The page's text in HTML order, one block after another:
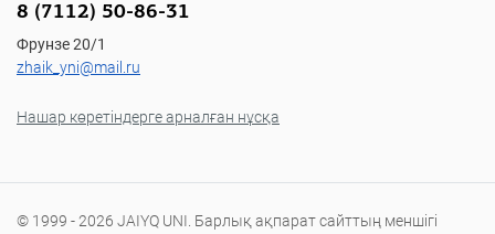
8 (7112) 50-86-31
Фрунзе 20/1
zhaik_yni@mail.ru
Нашар көретіндерге арналған нұсқа
© 1999 - 2026 JAIYQ UNI. Барлық ақпарат сайттың меншігі